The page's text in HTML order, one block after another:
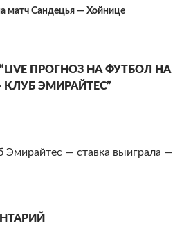
матч Сандецья — Хойнице
ПРОГНОЗ НА ФУТБОЛ НА
ЭМИРАЙТЕС”
Эмирайтес — ставка выиграла —